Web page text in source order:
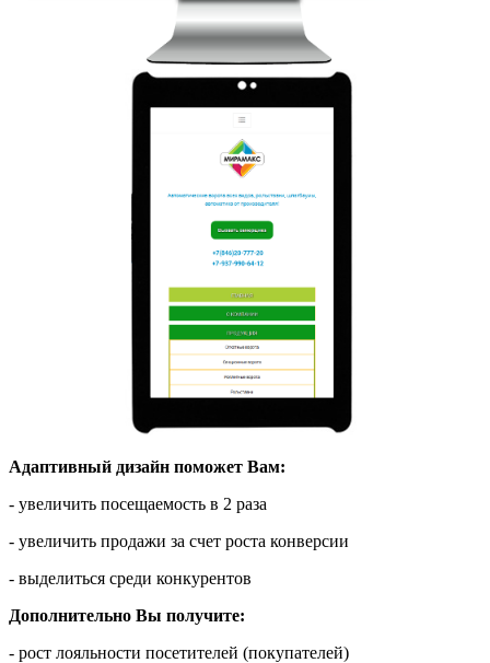
Адаптивный дизайн поможет Вам:
- увеличить посещаемость в 2 раза
- увеличить продажи за счет роста конверсии
- выделиться среди конкурентов
Дополнительно Вы получите:
- рост лояльности посетителей (покупателей)